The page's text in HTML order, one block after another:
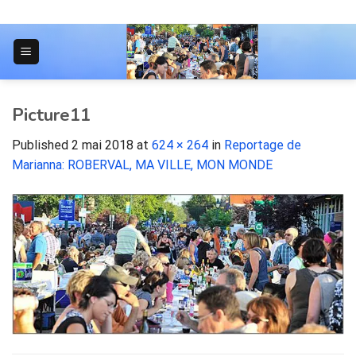
to
content
Picture11
Published 2 mai 2018 at 624 × 264 in Reportage de
Marianna: ROBERVAL, MA VILLE, MON MONDE